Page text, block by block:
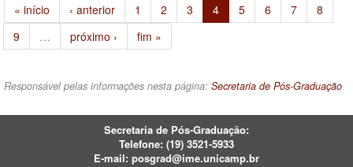
« início ‹ anterior 1 2 3 4 5 6 7
8
9
… próximo › fim »
Responsável pelas informações nesta página: Secretaria de Pós-Graduação
Secretaria de Pós-Graduação:
Telefone: (19) 3521-5933
E-mail: posgrad@ime.unicamp.br